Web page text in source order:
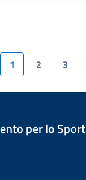
1 2 3
per lo Sport